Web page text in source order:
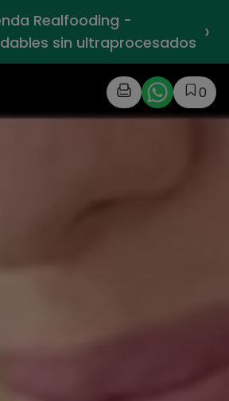
Realfooding -
sin ultraprocesados ›
0